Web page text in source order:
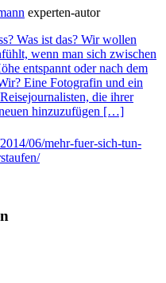
experten-autor
Was ist das? Wir wollen
wenn man sich zwischen
entspannt oder nach dem
Eine Fotografin und ein
die ihrer
hinzuzufügen […]
06/mehr-fuer-sich-tun-